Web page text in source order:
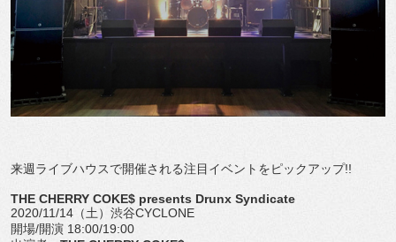
来週ライブハウスで開催される注目イベントをピックアップ!!
THE CHERRY COKE$ presents Drunx Syndicate
2020/11/14（土）渋谷CYCLONE
開場/開演 18:00/19:00